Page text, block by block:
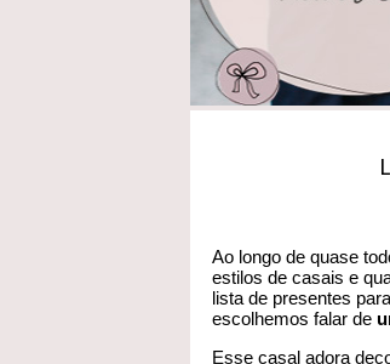
Ao longo de quase
estilos de casais e
lista de presentes para
escolhemos falar de
Esse casal adora